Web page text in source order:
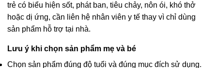
trẻ có biểu hiện sốt, phát ban, tiêu chảy, nôn ói, khó thở
hoặc dị ứng, cần liên hệ nhân viên y tế thay vì chỉ dùng
sản phẩm hỗ trợ tại nhà.
Lưu ý khi chọn sản phẩm mẹ và bé
Chọn sản phẩm đúng độ tuổi và đúng mục đích sử dụng.